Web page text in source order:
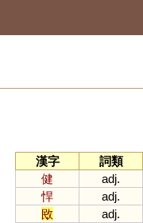
漢字
詞類
健
adj.
悍
adj.
敃
adj.